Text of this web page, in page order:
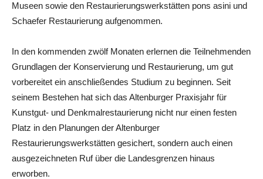
Museen sowie den Restaurierungswerkstätten pons asini und
Schaefer Restaurierung aufgenommen.
In den kommenden zwölf Monaten erlernen die Teilnehmenden
Grundlagen der Konservierung und Restaurierung, um gut
vorbereitet ein anschließendes Studium zu beginnen. Seit
seinem Bestehen hat sich das Altenburger Praxisjahr für
Kunstgut- und Denkmalrestaurierung nicht nur einen festen
Platz in den Planungen der Altenburger
Restaurierungswerkstätten gesichert, sondern auch einen
ausgezeichneten Ruf über die Landesgrenzen hinaus
erworben.